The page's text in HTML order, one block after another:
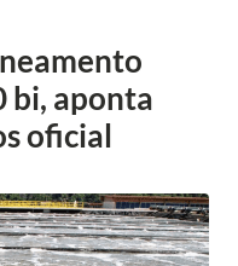
bi, aponta
oficial